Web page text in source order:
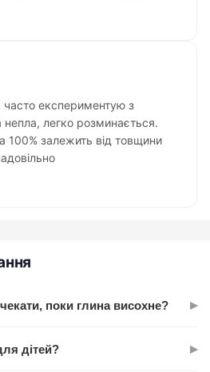
експериментую з
легко розминається.
100% залежить від товщини
поки глина висохне? ▸
товщини виробу — тонкі елементи
дітей? ▸